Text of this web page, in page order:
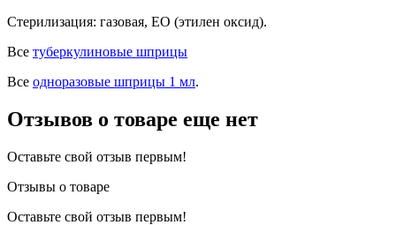
Стерилизация: газовая, ЕО (этилен оксид).
Все туберкулиновые шприцы
Все одноразовые шприцы 1 мл.
Отзывов о товаре еще нет
Оставьте свой отзыв первым!
Отзывы о товаре
Оставьте свой отзыв первым!